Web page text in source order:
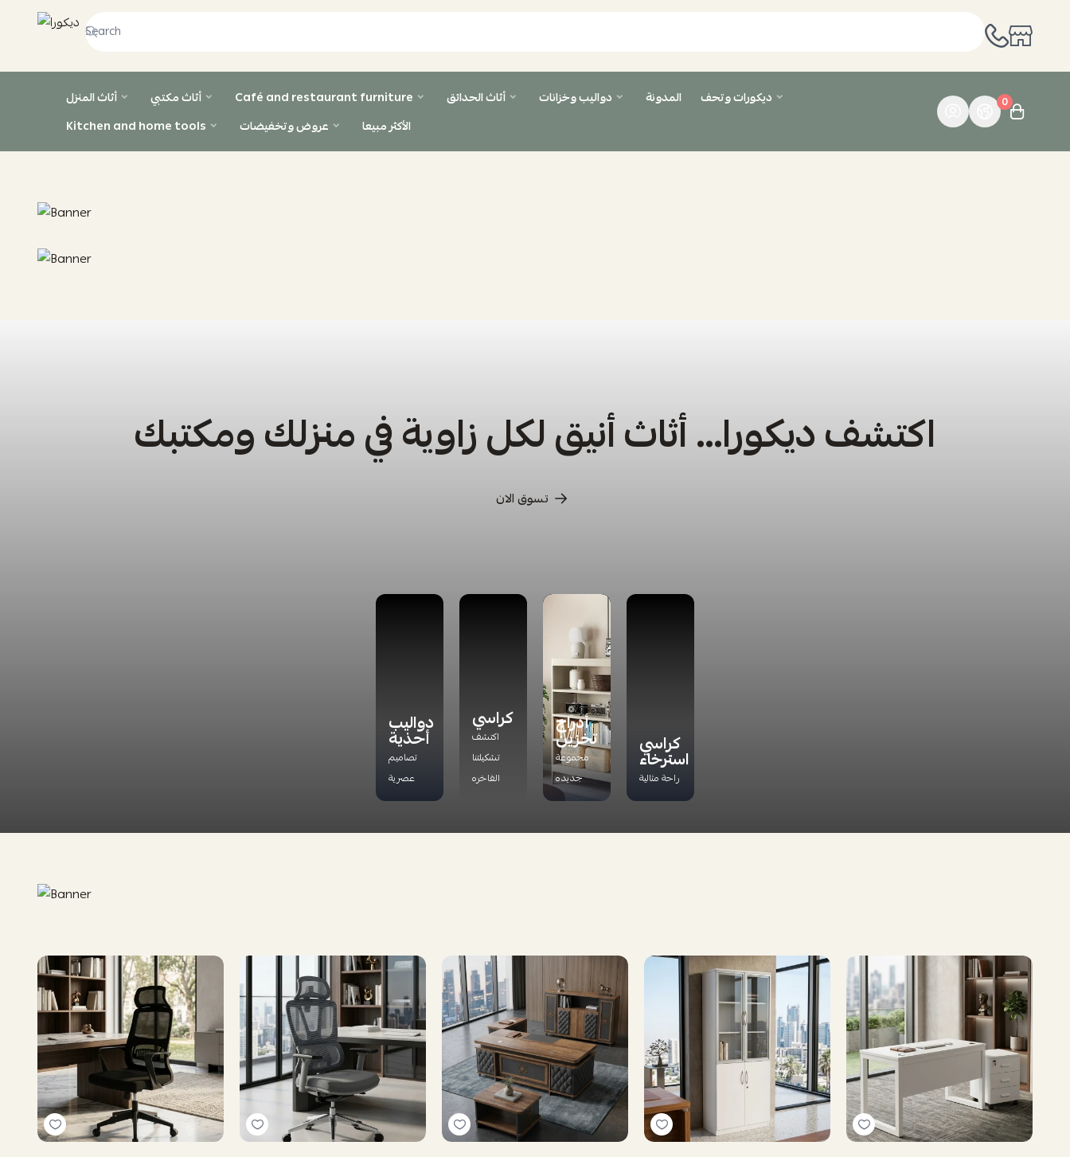
ديكورا
أثاث المنزل أثاث مكتبي Café and restaurant furniture أثاث الحدائق دواليب وخزانات المدونة
ديكورات وتحف
Kitchen and home tools
عروض وتخفيضات الأكثر مبيعا
0
اكتشف ديكورا… أثاث أنيق لكل زاوية في منزلك ومكتبك
تسوق الان
دواليب
أحذية
تصاميم
عصرية
كراسي
اكتشف
تشكيلتنا
الفاخره
أدراج
تخزين
مجموعة
جديده
كراسي
استرخاء
راحة مثالية